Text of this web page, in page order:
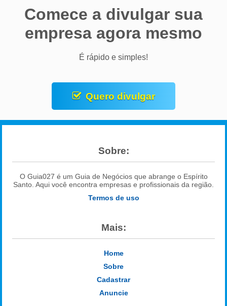
Comece a divulgar sua
empresa agora mesmo
É rápido e simples!
Quero divulgar
Sobre:
O Guia027 é um Guia de Negócios que abrange o Espírito
Santo. Aqui você encontra empresas e profissionais da região.
Termos de uso
Mais:
Home
Sobre
Cadastrar
Anuncie